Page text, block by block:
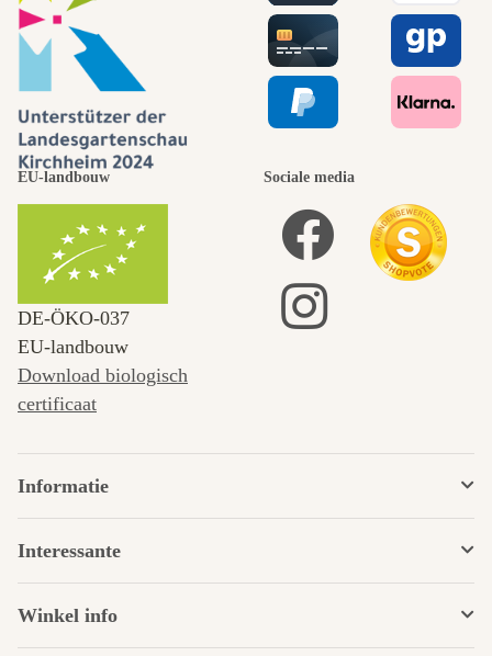
EU-landbouw
DE‑ÖKO‑037
EU-landbouw
Download biologisch
certificaat
Sociale media
Informatie
Interessante
Winkel info